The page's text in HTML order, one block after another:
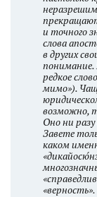
и точного
слова
в других
понимание.
редкое
мимо»).
возможно,
Оно ни
Завете
каком
«верность».